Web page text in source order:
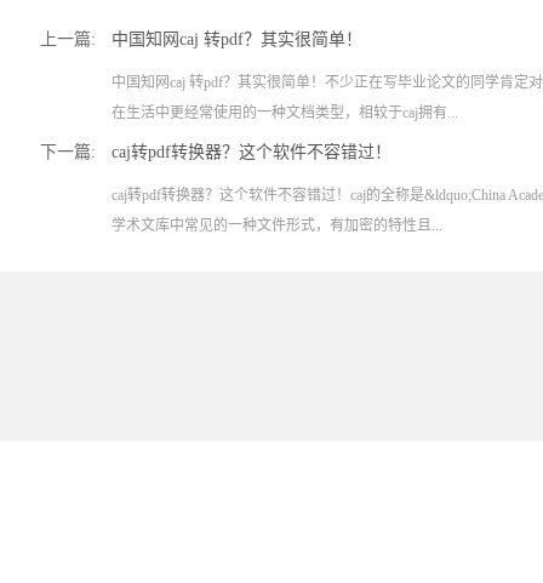
上一篇: 中国知网caj 转pdf？其实很简单！
中国知网caj 转pdf？其实很简单！不少正在写毕业论文的同学肯定
在生活中更经常使用的一种文档类型，相较于caj拥有...
下一篇: caj转pdf转换器？这个软件不容错过！
caj转pdf转换器？这个软件不容错过！caj的全称是&ldquo;China
学术文库中常见的一种文件形式，有加密的特性且...